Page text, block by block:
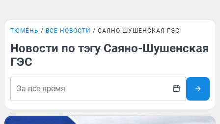
ТЮМЕНЬ ВСЕ НОВОСТИ САЯНО-ШУШЕНСКАЯ ГЭС
Новости по тэгу Саяно-Шушенская
ГЭС